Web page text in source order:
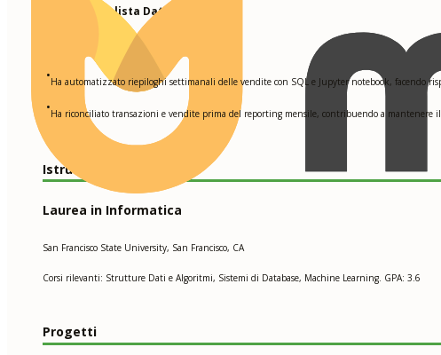
Stagista Analista Dati
Analytics Lab Co., San Francisco, CA
•Ha automatizzato riepiloghi settimanali delle vendite con SQL e Jupyter notebook, facendo
•Ha riconciliato transazioni e vendite prima del reporting mensile, contribuendo a mantenere
Istruzione e Formazione
Laurea in Informatica
San Francisco State University, San Francisco, CA
Corsi rilevanti: Strutture Dati e Algoritmi, Sistemi di Database, Machine Learning. GPA: 3.6
Progetti